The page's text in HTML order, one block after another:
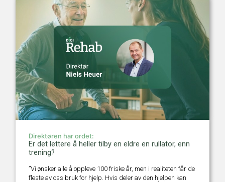
Direktøren har ordet:
Er det lettere å heller tilby en eldre en rullator, enn
trening?
”Vi ønsker alle å oppleve 100 friske år, men i realiteten får de
fleste av oss bruk for hjelp. Hvis deler av den hjelpen kan